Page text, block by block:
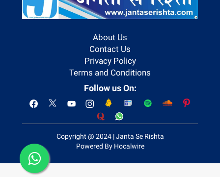
About Us
Contact Us
Privacy Policy
Terms and Conditions
Follow us On:
Copyright @ 2024 | Janta Se Rishta
Powered By Hocalwire